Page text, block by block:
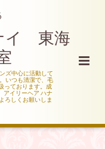
イ 東海
ズ中心に活動して
いつも清潔で、毛
っております。成
アイリーヘア ハナ
ろしくお願いしま